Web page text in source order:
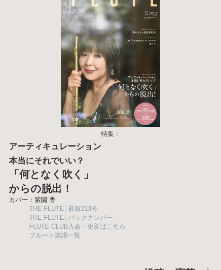
特集：
アーティキュレーション
本当にそれでいい？
「何となく吹く」
からの脱出！
カバー：紫園 香
THE FLUTE│最新213号
THE FLUTE│バックナンバー
FLUTE CLUB入会・更新はこちら
フルート楽譜一覧